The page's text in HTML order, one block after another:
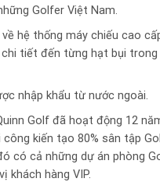
Golfer Việt Nam.
hệ thống máy chiếu cao
tiết đến từng hạt bụi trong
nhập khẩu từ nước ngoài.
Golf đã hoạt động 12
kiến tạo 80% sân tập
có cả những dự án phòng
khách hàng VIP.